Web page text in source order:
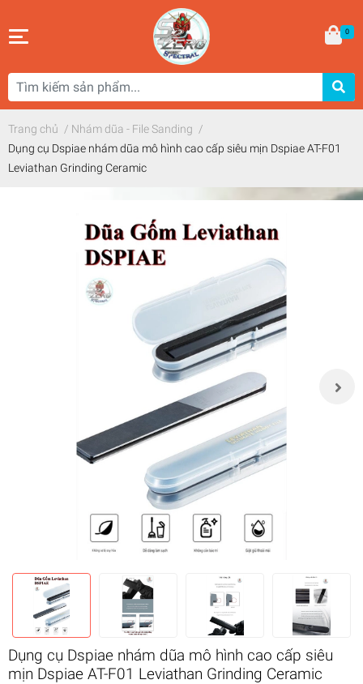
0
Trang chủ / Nhám dũa - File Sanding /
Dụng cụ Dspiae nhám dũa mô hình cao cấp siêu mịn Dspiae AT-F01
Leviathan Grinding Ceramic
Dụng cụ Dspiae nhám dũa mô hình cao cấp siêu
mịn Dspiae AT-F01 Leviathan Grinding Ceramic